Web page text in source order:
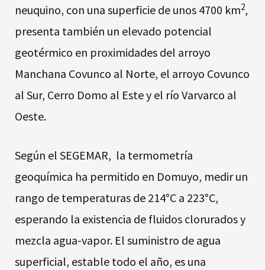
neuquino, con una superficie de unos 4700 km2,
presenta también un elevado potencial
geotérmico en proximidades del arroyo
Manchana Covunco al Norte, el arroyo Covunco
al Sur, Cerro Domo al Este y el río Varvarco al
Oeste.
Según el SEGEMAR, la termometría
geoquímica ha permitido en Domuyo, medir un
rango de temperaturas de 214°C a 223°C,
esperando la existencia de fluidos clorurados y
mezcla agua-vapor. El suministro de agua
superficial, estable todo el año, es una